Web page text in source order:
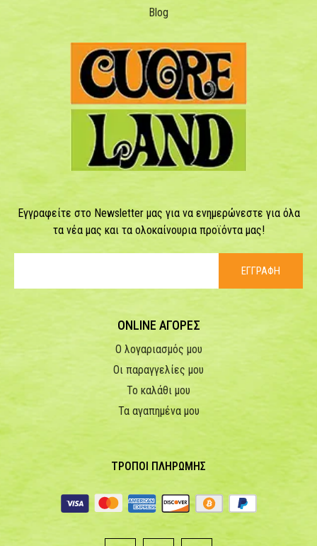
Blog
Εγγραφείτε στο Newsletter μας για να ενημερώνεστε για όλα
τα νέα μας και τα ολοκαίνουρια προϊόντα μας!
ΕΓΓΡΑΦΗ
ONLINE ΑΓΟΡΕΣ
Ο λογαριασμός μου
Οι παραγγελίες μου
Το καλάθι μου
Τα αγαπημένα μου
ΤΡΟΠΟΙ ΠΛΗΡΩΜΗΣ